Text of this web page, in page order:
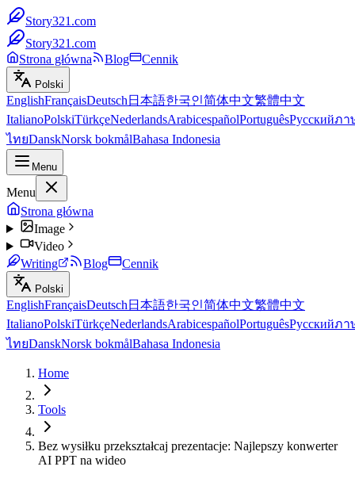
Story321.com
Story321.com
Strona główna
Blog Cennik
Polski
EnglishFrançaisDeutsch 日本語한국인简体中文繁體中文
ItalianoPolskiTürkçeNederlandsArabicespañolPortuguêsРусскийภา
ไทยDanskNorsk bokmålBahasa Indonesia
Menu
Menu
Strona główna
Image
Video
Writing
Blog Cennik
Polski
EnglishFrançaisDeutsch 日本語한국인简体中文繁體中文
ItalianoPolskiTürkçeNederlandsArabicespañolPortuguêsРусскийภา
ไทยDanskNorsk bokmålBahasa Indonesia
Home
Tools
Bez wysiłku przekształcaj prezentacje: Najlepszy konwerter
AI PPT na wideo